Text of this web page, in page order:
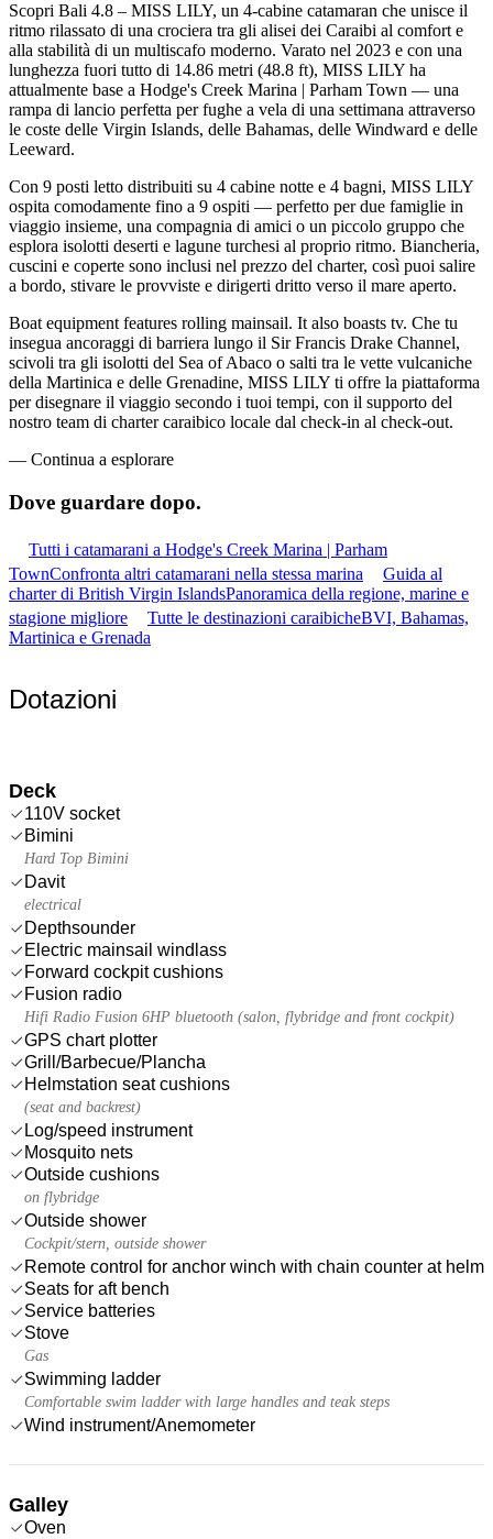
Scopri Bali 4.8 – MISS LILY, un 4-cabine catamaran che unisce il
ritmo rilassato di una crociera tra gli alisei dei Caraibi al comfort e
alla stabilità di un multiscafo moderno. Varato nel 2023 e con una
lunghezza fuori tutto di 14.86 metri (48.8 ft), MISS LILY ha
attualmente base a Hodge's Creek Marina | Parham Town — una
rampa di lancio perfetta per fughe a vela di una settimana attraverso
le coste delle Virgin Islands, delle Bahamas, delle Windward e delle
Leeward.
Con 9 posti letto distribuiti su 4 cabine notte e 4 bagni, MISS LILY
ospita comodamente fino a 9 ospiti — perfetto per due famiglie in
viaggio insieme, una compagnia di amici o un piccolo gruppo che
esplora isolotti deserti e lagune turchesi al proprio ritmo. Biancheria,
cuscini e coperte sono inclusi nel prezzo del charter, così puoi salire
a bordo, stivare le provviste e dirigerti dritto verso il mare aperto.
Boat equipment features rolling mainsail. It also boasts tv. Che tu
insegua ancoraggi di barriera lungo il Sir Francis Drake Channel,
scivoli tra gli isolotti del Sea of Abaco o salti tra le vette vulcaniche
della Martinica e delle Grenadine, MISS LILY ti offre la piattaforma
per disegnare il viaggio secondo i tuoi tempi, con il supporto del
nostro team di charter caraibico locale dal check-in al check-out.
— Continua a esplorare
Dove guardare dopo.
Tutti i catamarani a Hodge's Creek Marina | Parham
TownConfronta altri catamarani nella stessa marina
Guida al
charter di British Virgin IslandsPanoramica della regione, marine e
stagione migliore
Tutte le destinazioni caraibicheBVI, Bahamas,
Martinica e Grenada
Dotazioni
Deck
110V socket
Bimini
Hard Top Bimini
Davit
electrical
Depthsounder
Electric mainsail windlass
Forward cockpit cushions
Fusion radio
Hifi Radio Fusion 6HP bluetooth (salon, flybridge and front cockpit)
GPS chart plotter
Grill/Barbecue/Plancha
Helmstation seat cushions
(seat and backrest)
Log/speed instrument
Mosquito nets
Outside cushions
on flybridge
Outside shower
Cockpit/stern, outside shower
Remote control for anchor winch with chain counter at helm
Seats for aft bench
Service batteries
Stove
Gas
Swimming ladder
Comfortable swim ladder with large handles and teak steps
Wind instrument/Anemometer
Galley
Oven